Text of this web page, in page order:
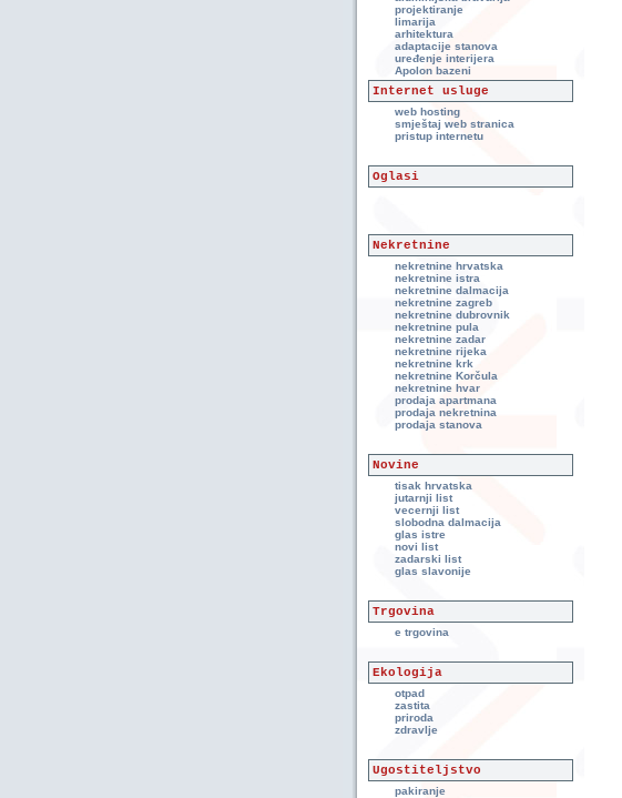
projektiranje
limarija
arhitektura
adaptacije stanova
uređenje interijera
Apolon bazeni
Internet usluge
web hosting
smještaj web stranica
pristup internetu
Oglasi
Nekretnine
nekretnine hrvatska
nekretnine istra
nekretnine dalmacija
nekretnine zagreb
nekretnine dubrovnik
nekretnine pula
nekretnine zadar
nekretnine rijeka
nekretnine krk
nekretnine Korčula
nekretnine hvar
prodaja apartmana
prodaja nekretnina
prodaja stanova
Novine
tisak hrvatska
jutarnji list
vecernji list
slobodna dalmacija
glas istre
novi list
zadarski list
glas slavonije
Trgovina
e trgovina
Ekologija
otpad
zastita
priroda
zdravlje
Ugostiteljstvo
pakiranje